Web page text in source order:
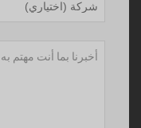
Your
Website